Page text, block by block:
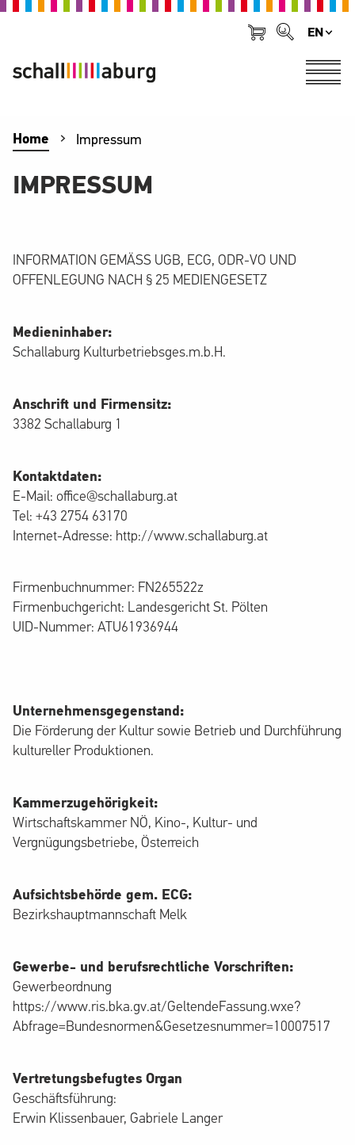
EN
Home Impressum
IMPRESSUM
INFORMATION GEMÄSS UGB, ECG, ODR-VO UND
OFFENLEGUNG NACH § 25 MEDIENGESETZ
Medieninhaber:
Schallaburg Kulturbetriebsges.m.b.H.
Anschrift und Firmensitz:
3382 Schallaburg 1
Kontaktdaten:
E-Mail: office@schallaburg.at
Tel: +43 2754 63170
Internet-Adresse: http://www.schallaburg.at
Firmenbuchnummer: FN265522z
Firmenbuchgericht: Landesgericht St. Pölten
UID-Nummer: ATU61936944
Unternehmensgegenstand:
Die Förderung der Kultur sowie Betrieb und Durchführung
kultureller Produktionen.
Kammerzugehörigkeit:
Wirtschaftskammer NÖ, Kino-, Kultur- und
Vergnügungsbetriebe, Österreich
Aufsichtsbehörde gem. ECG:
Bezirkshauptmannschaft Melk
Gewerbe- und berufsrechtliche Vorschriften:
Gewerbeordnung
https://www.ris.bka.gv.at/GeltendeFassung.wxe?
Abfrage=Bundesnormen&Gesetzesnummer=10007517
Vertretungsbefugtes Organ
Geschäftsführung:
Erwin Klissenbauer, Gabriele Langer